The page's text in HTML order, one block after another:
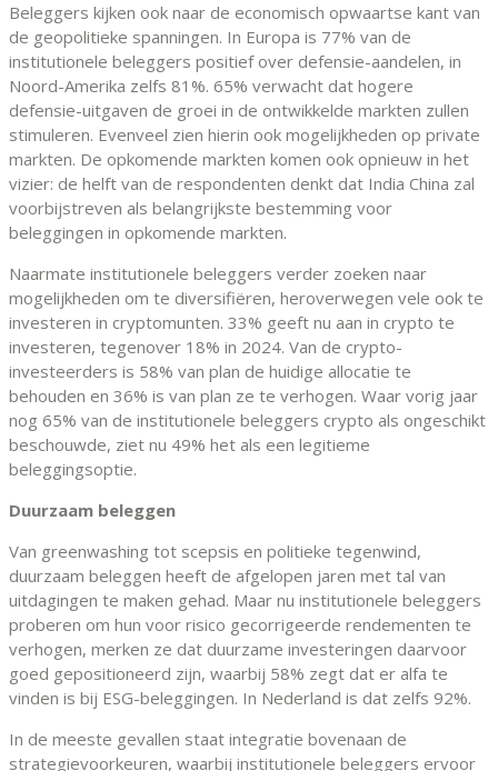
Beleggers kijken ook naar de economisch opwaartse kant van
de geopolitieke spanningen. In Europa is 77% van de
institutionele beleggers positief over defensie-aandelen, in
Noord-Amerika zelfs 81%. 65% verwacht dat hogere
defensie-uitgaven de groei in de ontwikkelde markten zullen
stimuleren. Evenveel zien hierin ook mogelijkheden op private
markten. De opkomende markten komen ook opnieuw in het
vizier: de helft van de respondenten denkt dat India China zal
voorbijstreven als belangrijkste bestemming voor
beleggingen in opkomende markten.
Naarmate institutionele beleggers verder zoeken naar
mogelijkheden om te diversifiëren, heroverwegen vele ook te
investeren in cryptomunten. 33% geeft nu aan in crypto te
investeren, tegenover 18% in 2024. Van de crypto-
investeerders is 58% van plan de huidige allocatie te
behouden en 36% is van plan ze te verhogen. Waar vorig jaar
nog 65% van de institutionele beleggers crypto als ongeschikt
beschouwde, ziet nu 49% het als een legitieme
beleggingsoptie.
Duurzaam beleggen
Van greenwashing tot scepsis en politieke tegenwind,
duurzaam beleggen heeft de afgelopen jaren met tal van
uitdagingen te maken gehad. Maar nu institutionele beleggers
proberen om hun voor risico gecorrigeerde rendementen te
verhogen, merken ze dat duurzame investeringen daarvoor
goed gepositioneerd zijn, waarbij 58% zegt dat er alfa te
vinden is bij ESG-beleggingen. In Nederland is dat zelfs 92%.
In de meeste gevallen staat integratie bovenaan de
strategievoorkeuren, waarbij institutionele beleggers ervoor